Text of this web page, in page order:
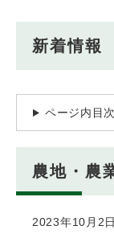
新着情報
ページ内目次
農地・農
2023年10月2